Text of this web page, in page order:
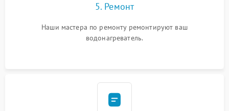
5. Ремонт
Наши мастера по ремонту ремонтируют ваш
водонагреватель.